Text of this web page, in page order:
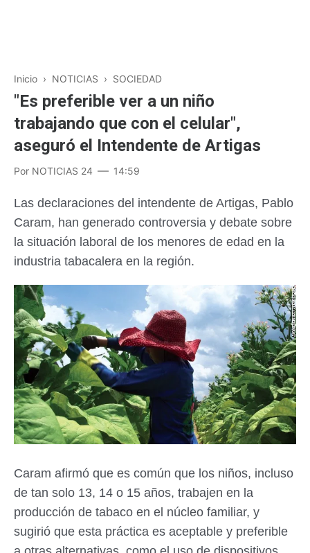
Inicio › NOTICIAS › SOCIEDAD
"Es preferible ver a un niño
trabajando que con el celular",
aseguró el Intendente de Artigas
Por NOTICIAS 24 14:59
Las declaraciones del intendente de Artigas, Pablo
Caram, han generado controversia y debate sobre
la situación laboral de los menores de edad en la
industria tabacalera en la región.
Caram afirmó que es común que los niños, incluso
de tan solo 13, 14 o 15 años, trabajen en la
producción de tabaco en el núcleo familiar, y
sugirió que esta práctica es aceptable y preferible